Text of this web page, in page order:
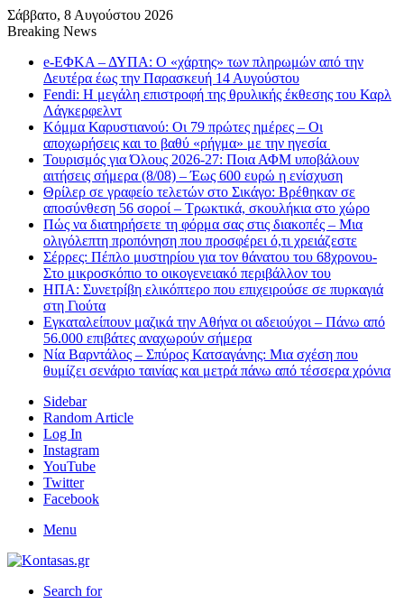
Σάββατο, 8 Αυγούστου 2026
Breaking News
e-ΕΦΚΑ – ΔΥΠΑ: Ο «χάρτης» των πληρωμών από την
Δευτέρα έως την Παρασκευή 14 Αυγούστου
Fendi: Η μεγάλη επιστροφή της θρυλικής έκθεσης του Καρλ
Λάγκερφελντ
Κόμμα Καρυστιανού: Οι 79 πρώτες ημέρες – Οι
αποχωρήσεις και το βαθύ «ρήγμα» με την ηγεσία
Τουρισμός για Όλους 2026-27: Ποια ΑΦΜ υποβάλουν
αιτήσεις σήμερα (8/08) – Έως 600 ευρώ η ενίσχυση
Θρίλερ σε γραφείο τελετών στο Σικάγο: Βρέθηκαν σε
αποσύνθεση 56 σοροί – Τρωκτικά, σκουλήκια στο χώρο
Πώς να διατηρήσετε τη φόρμα σας στις διακοπές – Μια
ολιγόλεπτη προπόνηση που προσφέρει ό,τι χρειάζεστε
Σέρρες: Πέπλο μυστηρίου για τον θάνατου του 68χρονου-
Στο μικροσκόπιο το οικογενειακό περιβάλλον του
ΗΠΑ: Συνετρίβη ελικόπτερο που επιχειρούσε σε πυρκαγιά
στη Γιούτα
Εγκαταλείπουν μαζικά την Αθήνα οι αδειούχοι – Πάνω από
56.000 επιβάτες αναχωρούν σήμερα
Νία Βαρντάλος – Σπύρος Κατσαγάνης: Μια σχέση που
θυμίζει σενάριο ταινίας και μετρά πάνω από τέσσερα χρόνια
Sidebar
Random Article
Log In
Instagram
YouTube
Twitter
Facebook
Menu
Search for